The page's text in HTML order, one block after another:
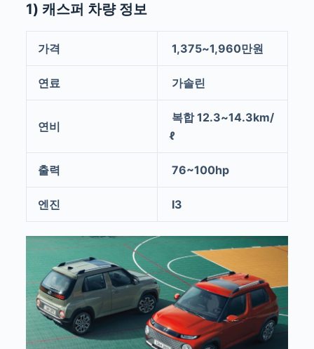
1) 캐스퍼 차량 정보
가격 1,375~1,960만원
연료 가솔린
연비
복합 12.3~14.3km/
ℓ
출력 76~100hp
엔진 I3